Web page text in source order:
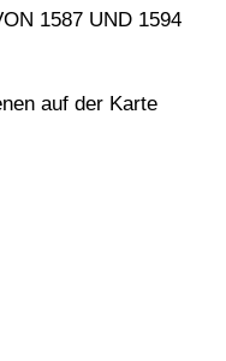
1587 UND 1594
auf der Karte